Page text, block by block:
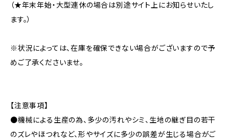
（★年末年始・大型連休の場合は別途サイト上にお知らせいたし
ます。）
※状況によっては、在庫を確保できない場合がございますので予
めご了承くださいませ。
【注意事項】
●機械による生産の為、多少の汚れやシミ、生地の継ぎ目の若干
のズレやほつれなど、形やサイズに多少の誤差が生じる場合がご